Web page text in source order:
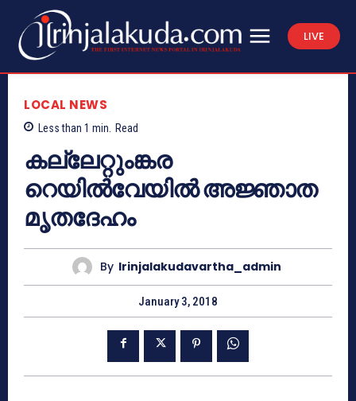
LIVE
LOCAL NEWS
Less than 1 min. Read
കല്ലേറ്റുംങ്കര
റെയില്‍വേയില്‍ അജ്ഞാത
മൃതദേഹം
By Irinjalakudavartha_admin
January 3, 2018